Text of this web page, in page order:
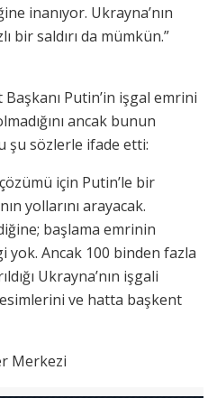
inanıyor. Ukrayna’nın
bir saldırı da mümkün.”
Putin’in işgal emrini
ancak bunun
şu sözlerle ifade etti:
için Putin’le bir
yollarını arayacak.
başlama emrinin
Ancak 100 binden fazla
Ukrayna’nın işgali
ve hatta başkent
Merkezi